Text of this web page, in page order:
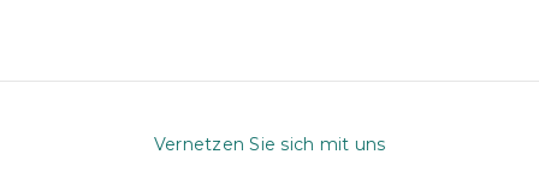
Vernetzen Sie sich mit uns